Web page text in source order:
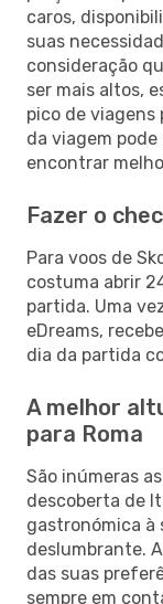
caros,
suas
consideração
ser mais altos,
pico de viagens
da viagem
encontrar
Fazer o
Para voos de
costuma abrir
partida. Uma
eDreams,
dia da partida
A melhor
para Roma
São inúmeras
descoberta de
gastronómica à
deslumbrante.
das suas
sempre em